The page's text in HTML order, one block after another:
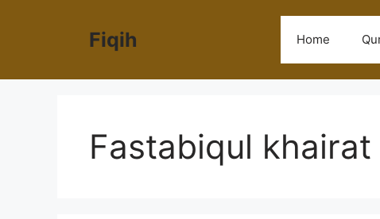
Fiqih Home
Fastabiqul khairat